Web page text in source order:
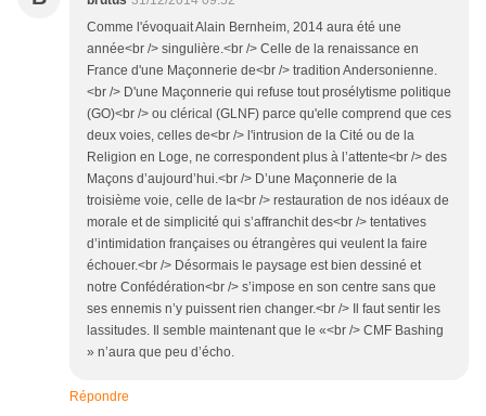
Comme l'évoquait Alain Bernheim, 2014 aura été une
année<br /> singulière.<br /> Celle de la renaissance en
France d'une Maçonnerie de<br /> tradition Andersonienne.
<br /> D'une Maçonnerie qui refuse tout prosélytisme politique
(GO)<br /> ou clérical (GLNF) parce qu'elle comprend que ces
deux voies, celles de<br /> l'intrusion de la Cité ou de la
Religion en Loge, ne correspondent plus à l’attente<br /> des
Maçons d’aujourd’hui.<br /> D’une Maçonnerie de la
troisième voie, celle de la<br /> restauration de nos idéaux de
morale et de simplicité qui s’affranchit des<br /> tentatives
d’intimidation françaises ou étrangères qui veulent la faire
échouer.<br /> Désormais le paysage est bien dessiné et
notre Confédération<br /> s’impose en son centre sans que
ses ennemis n’y puissent rien changer.<br /> Il faut sentir les
lassitudes. Il semble maintenant que le «<br /> CMF Bashing
» n’aura que peu d’écho.
Répondre